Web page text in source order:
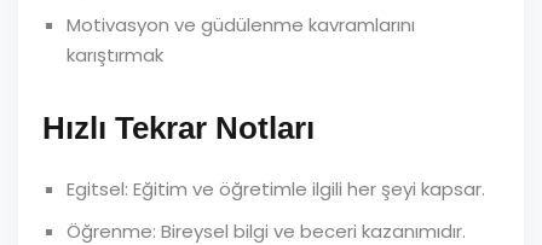
Motivasyon ve güdülenme kavramlarını
karıştırmak
Hızlı Tekrar Notları
Egitsel: Eğitim ve öğretimle ilgili her şeyi kapsar.
Öğrenme: Bireysel bilgi ve beceri kazanımıdır.